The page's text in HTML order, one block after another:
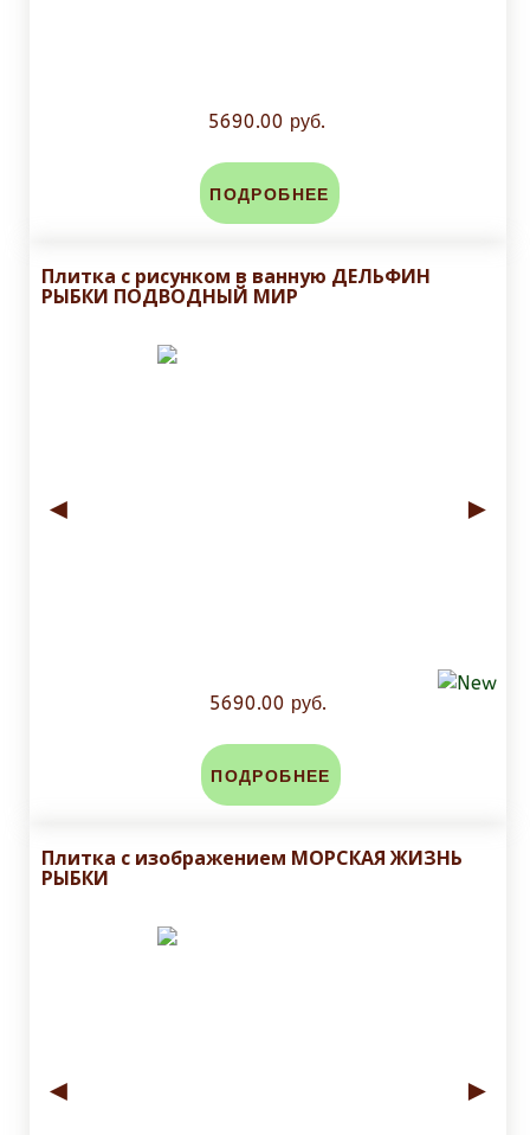
5690.00 руб.
ПОДРОБНЕЕ
Плитка с рисунком в ванную ДЕЛЬФИН
РЫБКИ ПОДВОДНЫЙ МИР
◄ ►
5690.00 руб.
ПОДРОБНЕЕ
Плитка с изображением МОРСКАЯ ЖИЗНЬ
РЫБКИ
◄ ►